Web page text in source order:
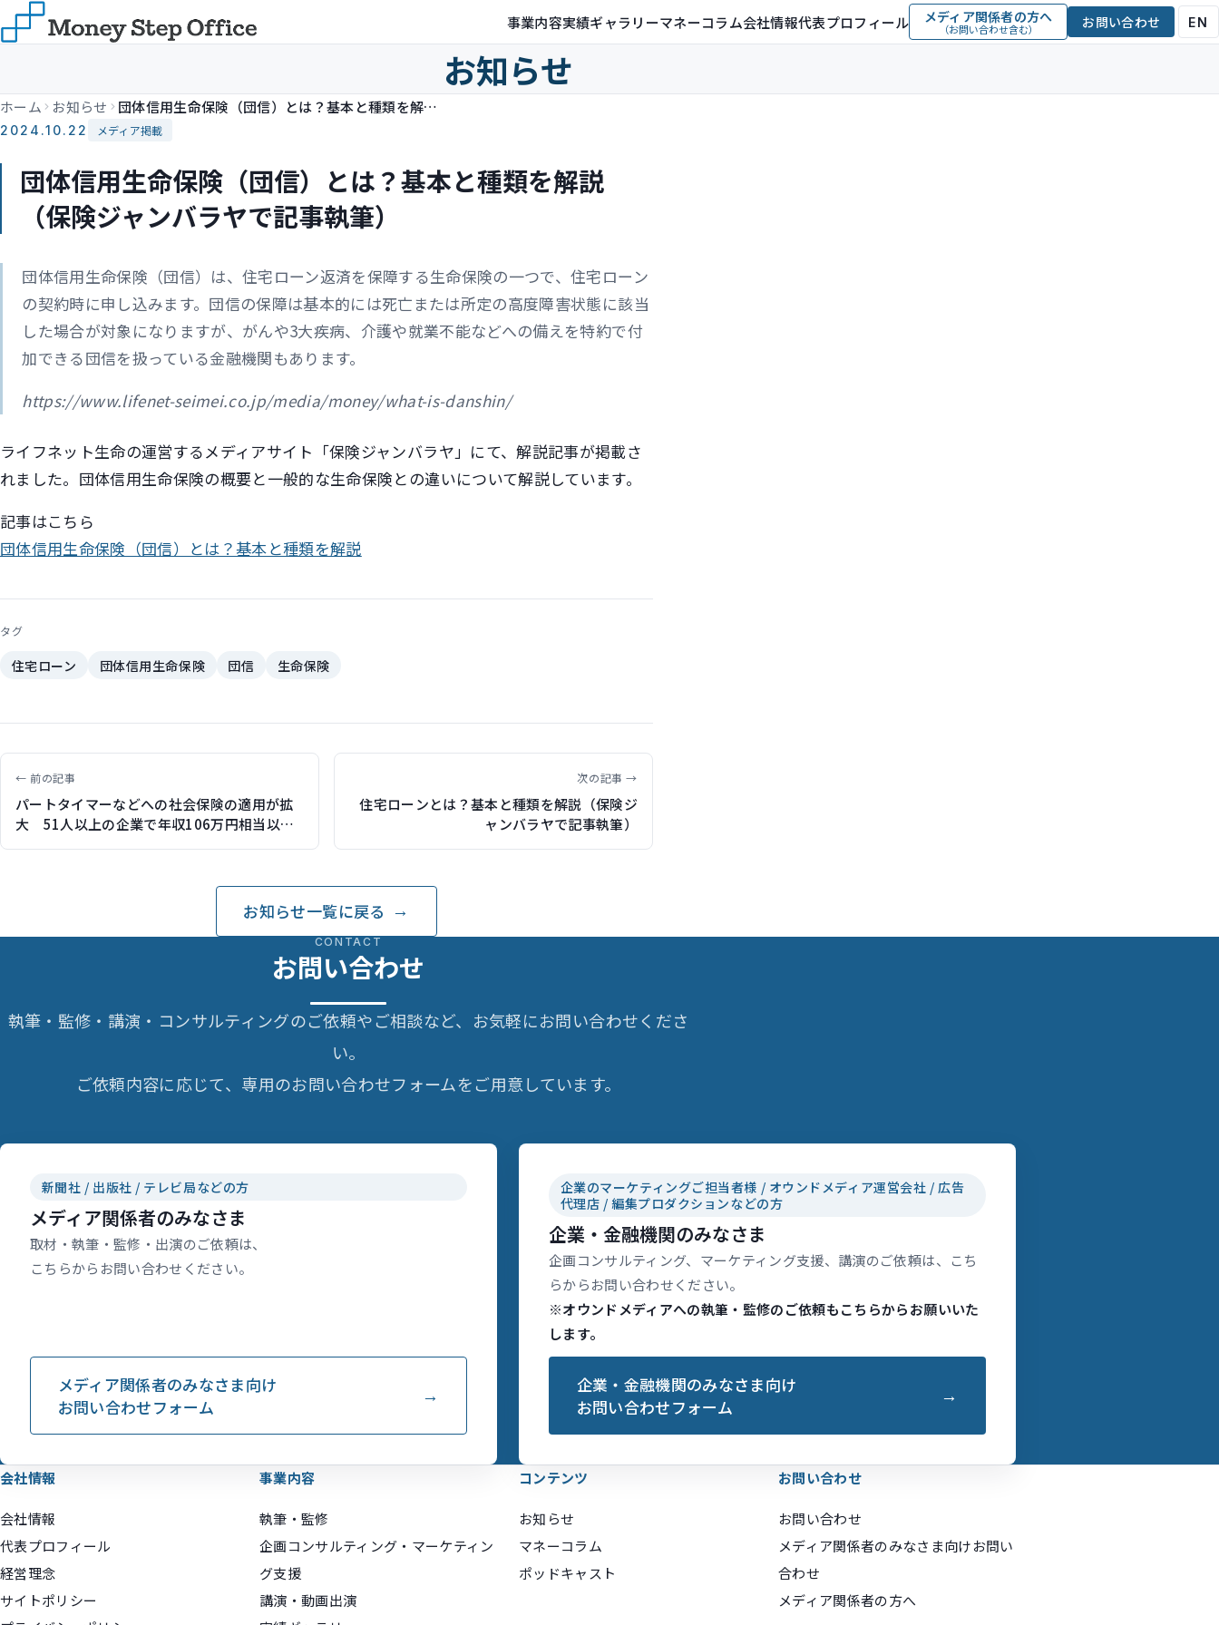
事業内容実績ギャラリーマネーコラム会社情報代表プロフィール メディア関係者の方へ
（お問い合わせ含む） お問い合わせ EN
お知らせ
ホーム お知らせ 団体信用生命保険（団信）とは？基本と種類を解説（保険ジャンバラヤで記事執筆）
2024.10.22 メディア掲載
団体信用生命保険（団信）とは？基本と種類を解説
（保険ジャンバラヤで記事執筆）
団体信用生命保険（団信）は、住宅ローン返済を保障する生命保険の一つで、住宅ローン
の契約時に申し込みます。団信の保障は基本的には死亡または所定の高度障害状態に該当
した場合が対象になりますが、がんや3大疾病、介護や就業不能などへの備えを特約で付
加できる団信を扱っている金融機関もあります。
https://www.lifenet-seimei.co.jp/media/money/what-is-danshin/
ライフネット生命の運営するメディアサイト「保険ジャンバラヤ」にて、解説記事が掲載さ
れました。団体信用生命保険の概要と一般的な生命保険との違いについて解説しています。
記事はこちら
団体信用生命保険（団信）とは？基本と種類を解説
タグ
住宅ローン 団体信用生命保険 団信 生命保険
← 前の記事
パートタイマーなどへの社会保険の適用が拡
大 51人以上の企業で年収106万円相当以上
次の記事 →
住宅ローンとは？基本と種類を解説（保険ジ
ャンバラヤで記事執筆）
お知らせ一覧に戻る
CONTACT
お問い合わせ
執筆・監修・講演・コンサルティングのご依頼やご相談など、お気軽にお問い合わせくださ
い。
ご依頼内容に応じて、専用のお問い合わせフォームをご用意しています。
新聞社 / 出版社 / テレビ局などの方
メディア関係者のみなさま
取材・執筆・監修・出演のご依頼は、
こちらからお問い合わせください。
メディア関係者のみなさま向け
お問い合わせフォーム
企業のマーケティングご担当者様 / オウンドメディア運営会社 / 広告
代理店 / 編集プロダクションなどの方
企業・金融機関のみなさま
企画コンサルティング、マーケティング支援、講演のご依頼は、こち
らからお問い合わせください。
※オウンドメディアへの執筆・監修のご依頼もこちらからお願いいた
します。
企業・金融機関のみなさま向け
お問い合わせフォーム
会社情報
会社情報
代表プロフィール
経営理念
サイトポリシー
事業内容
執筆・監修
企画コンサルティング・マーケティン
グ支援
講演・動画出演
コンテンツ
お知らせ
マネーコラム
ポッドキャスト
お問い合わせ
お問い合わせ
メディア関係者のみなさま向けお問い
合わせ
メディア関係者の方へ